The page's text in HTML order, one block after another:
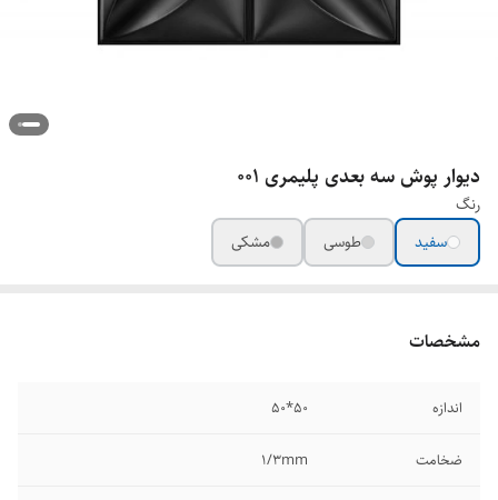
دیوار پوش سه بعدی پلیمری 001
رنگ
سفید
طوسی مشکی
مشخصات
اندازه 50*50
ضخامت 1/3mm